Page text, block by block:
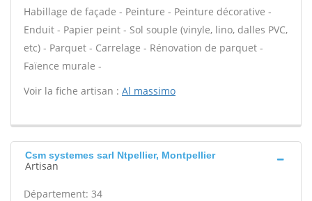
Habillage de façade - Peinture - Peinture décorative -
Enduit - Papier peint - Sol souple (vinyle, lino, dalles PVC,
etc) - Parquet - Carrelage - Rénovation de parquet -
Faïence murale -
Voir la fiche artisan : Al massimo
Csm systemes sarl Ntpellier, Montpellier
Artisan
Département: 34